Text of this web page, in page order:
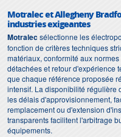
Motralec et Allegheny
industries exigeantes
Motralecsélectionne les
fonction de critères techniques
matériaux, conformité aux
détachées et retour d'expérience
que chaque référence proposée
intensif. La disponibilité régulière
les délais d'approvisionnement,
remplacement ou d'extension
transparents facilitent l'arbitrage
équipements.